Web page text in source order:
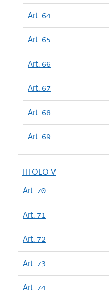
Art. 64
Art. 65
Art. 66
Art. 67
Art. 68
Art. 69
TITOLO V
Art. 70
Art. 71
Art. 72
Art. 73
Art. 74